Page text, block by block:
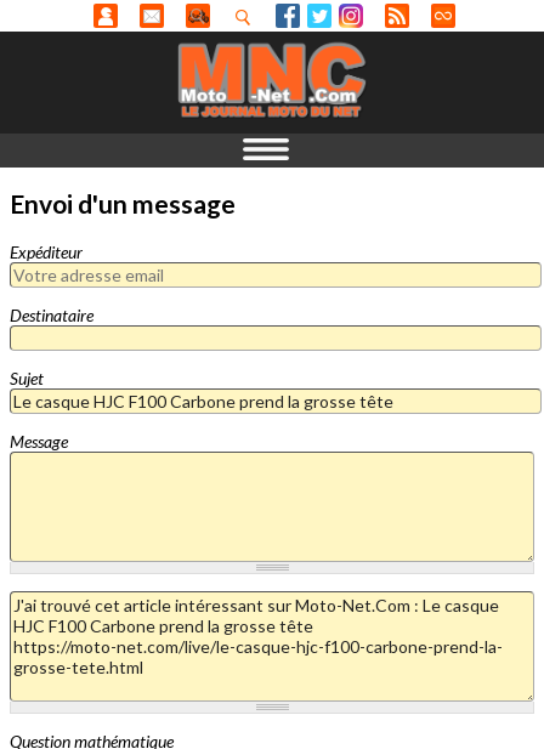
Envoi d'un message
Expéditeur
Destinataire
Sujet
Message
Question mathématique